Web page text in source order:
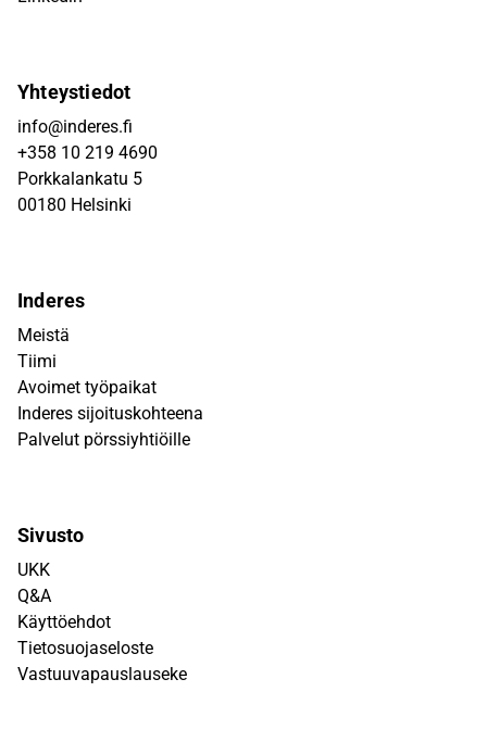
Yhteystiedot
info@inderes.fi
+358 10 219 4690
Porkkalankatu 5
00180 Helsinki
Inderes
Meistä
Tiimi
Avoimet työpaikat
Inderes sijoituskohteena
Palvelut pörssiyhtiöille
Sivusto
UKK
Q&A
Käyttöehdot
Tietosuojaseloste
Vastuuvapauslauseke